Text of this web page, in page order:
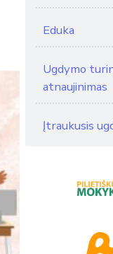
Eduka
Ugdymo
atnaujinimas
Įtraukusis